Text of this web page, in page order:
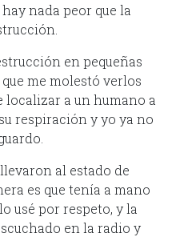
nada peor que la
en pequeñas
me molestó verlos
localizar a un humano a
respiración y yo ya no
al estado de
es que tenía a mano
usé por respeto, y la
en la radio y